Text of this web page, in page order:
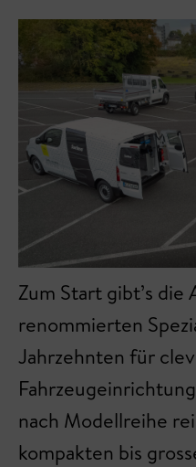
Zum Start gibt’s
renommierten
Jahrzehnten für
nach Modellreihe
kompakten bis